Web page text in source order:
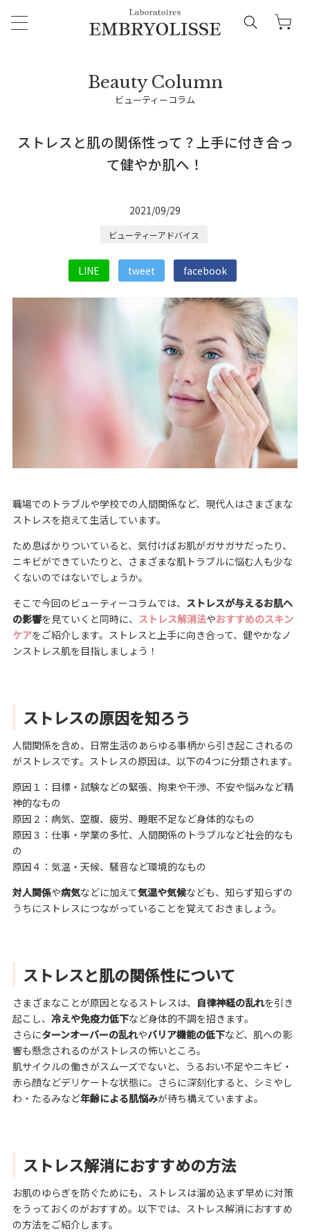
ビューティーコラム
ストレスと肌の関係性って？上手に付き合っ
て健やか肌へ！
2021/09/29
ビューティーアドバイス
LINE tweet facebook
職場でのトラブルや学校での人間関係など、現代人はさまざまな
ストレスを抱えて生活しています。
ため息ばかりついていると、気付けばお肌がガサガサだったり、
ニキビができていたりと、さまざまな肌トラブルに悩む人も少な
くないのではないでしょうか。
そこで今回のビューティーコラムでは、 ストレスが与えるお肌へ
の影響を見ていくと同時に、 ストレス解消法やおすすめのスキン
ケアをご紹介します。ストレスと上手に向き合って、健やかなノ
ンストレス肌を目指しましょう！
ストレスの原因を知ろう
人間関係を含め、日常生活のあらゆる事柄から引き起こされるの
がストレスです。ストレスの原因は、以下の4つに分類されます。
原因１：目標・試験などの緊張、拘束や干渉、不安や悩みなど精
神的なもの
原因２：病気、空腹、疲労、睡眠不足など身体的なもの
原因３：仕事・学業の多忙、人間関係のトラブルなど社会的なも
の
原因４：気温・天候、騒音など環境的なもの
対人関係や病気などに加えて気温や気候なども、知らず知らずの
うちにストレスにつながっていることを覚えておきましょう。
ストレスと肌の関係性について
さまざまなことが原因となるストレスは、 自律神経の乱れを引き
起こし、 冷えや免疫力低下など身体的不調を招きます。
さらにターンオーバーの乱れやバリア機能の低下など、肌への影
響も懸念されるのがストレスの怖いところ。
肌サイクルの働きがスムーズでないと、うるおい不足やニキビ・
赤ら顔などデリケートな状態に。さらに深刻化すると、シミやし
わ・たるみなど年齢による肌悩みが待ち構えていますよ。
ストレス解消におすすめの方法
お肌のゆらぎを防ぐためにも、ストレスは溜め込まず早めに対策
をうっておくのがおすすめ。以下では、ストレス解消におすすめ
の方法をご紹介します。